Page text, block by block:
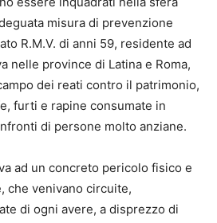
misura di prevenzione
R.M.V. di anni 59, residente ad
nelle province di Latina e Roma,
dei reati contro il patrimonio,
furti e rapine consumate in
di persone molto anziane.
ad un concreto pericolo fisico e
che venivano circuite,
di ogni avere, a disprezzo di